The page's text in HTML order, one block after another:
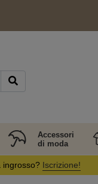
Accessori
di moda
ingrosso? Iscrizione!